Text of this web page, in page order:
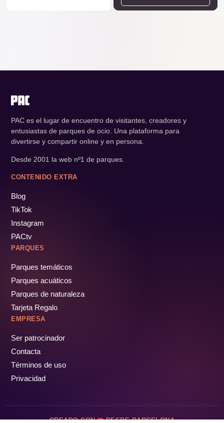
PAC es el lugar de encuentro de visitantes, creadores y
entusiastas de parques de ocio. Una plataforma para
divertirse y compartir online y en persona.
Desde 2001 la web nº1 de parques.
CONTENIDO EXTRA
Blog
TikTok
Instagram
PACtv
PARQUES
Parques temáticos
Parques acuáticos
Parques de naturaleza
Tarjeta Regalo
EMPRESA
Ser patrocinador
Contacta
Términos de uso
Privacidad
CREADO CON DESDE BARCELONA